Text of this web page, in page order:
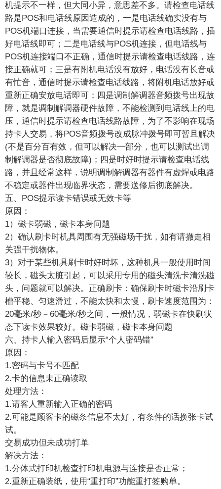
机提示不一样，但大同小异，意思差不多。请检查电话线
路是POS和电话线原因造成的，一是电话线确实没有与
POS机端口连接，当需要通信时提示请检查电话线路，插
好电话线即可；二是电话线与POS机连接，但电话线与
POS机连接端口不正确，通信时提示请检查电话线路，连
接正确就可；三是有附机电话没有放好，电话没有长音或
有忙音，通信时提示请检查电话线路，将附机电话放好或
重新正确安放电话即可；四是调制解调器音频拨号出现故
障，就是调制解调器硬件故障，不能检测到电话线上的电
压，通信时提示请检查电话线路故障，为了不影响在现场
持卡人交易，将POS音频拨号改成脉冲拨号即可暂且解决
(不是百分百有效，但可以解决一部分，也可以测试出调
制解调器是否彻底故障)；四是时好时提示请检查电话线
路，并且经常这样，说明调制解调器有器件有虚焊或电路
不稳定或器件出现临界状态，需要送修后彻底解决。
五、POS提示读卡错误或无效卡等
原因：
1）磁卡弱磁，磁卡本身问题
2）确认刷卡时机具周围有无强磁场干扰，如有请撤走相
关强干扰物体。
3）对于某些机具刷卡时好时坏，这种机具一般使用时间
较长，磁头太脏引起，可以采用专用的磁头清洗卡清洗磁
头，问题就可以解决。正确刷卡：确保刷卡时磁卡沿刷卡
槽平稳、匀速滑过，不能太快和太慢，刷卡速度范围为：
20毫米/秒－60毫米/秒之间，一般情况，弱磁卡在快刷状
态下读卡效果较好。磁卡弱磁，磁卡本身问题
六、持卡人输入密码后显示“个人密码错”
原因：
1.密码与卡号不匹配
2.卡的信息未正确读取
处理方法：
1.请客人重新输入正确的密码
2.可能是顾客卡的磁条信息不太好，有条件的话换张卡试
试。
交易成功但未成功打单
解决方法：
1.分体式打印机检查打印机电源与连接是否正常；
2.重新正确装纸，使用“重打印”功能重打签购单。